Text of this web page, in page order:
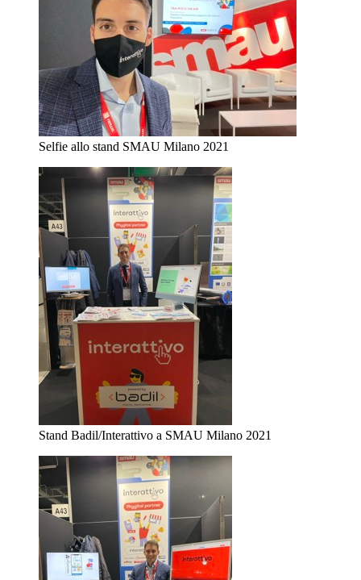
Selfie allo stand SMAU Milano 2021
Stand Badil/Interattivo a SMAU Milano 2021